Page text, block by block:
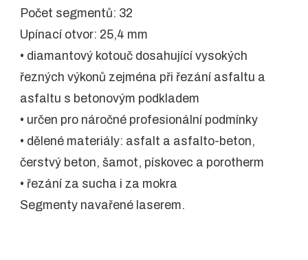
Počet segmentů: 32
Upínací otvor: 25,4 mm
• diamantový kotouč dosahující vysokých
řezných výkonů zejména při řezání asfaltu a
asfaltu s betonovým podkladem
• určen pro náročné profesionální podmínky
• dělené materiály: asfalt a asfalto-beton,
čerstvý beton, šamot, pískovec a porotherm
• řezání za sucha i za mokra
Segmenty navařené laserem.